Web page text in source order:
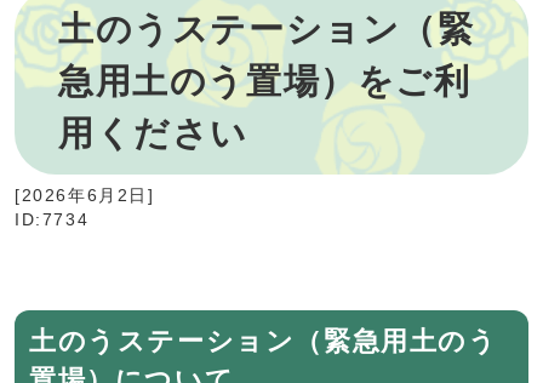
土のうステーション（緊
急用土のう置場）をご利
用ください
[2026年6月2日]
ID:7734
土のうステーション（緊急用土のう